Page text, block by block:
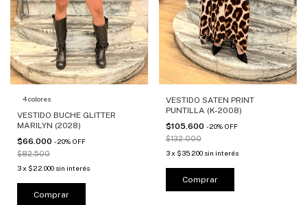
4 colores
VESTIDO BUCHE GLITTER
MARILYN (2028)
$66.000 -20% OFF
$82.500
3x $22.000 sin interés
Comprar
VESTIDO SATEN PRINT
PUNTILLA (K-2008)
$105.600 -20% OFF
$132.000
3 x $35.200 sin interés
Comprar